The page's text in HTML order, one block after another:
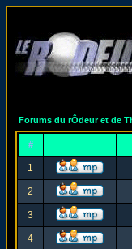
Forums du rÔdeur et de
#
1
2
3
4